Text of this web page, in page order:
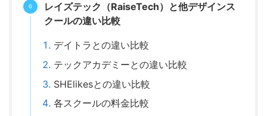
レイズテック（RaiseTech）と他デザインス
クールの違い比較
デイトラとの違い比較
テックアカデミーとの違い比較
SHElikesとの違い比較
各スクールの料金比較